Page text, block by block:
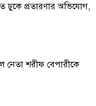
ঢুকে প্রতারণার অভিযোগ,
নেতা শরীফ বেপারীকে